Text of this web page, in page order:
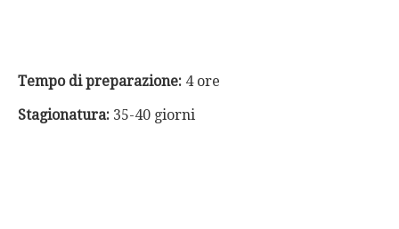
Tempo di preparazione: 4 ore
Stagionatura: 35-40 giorni